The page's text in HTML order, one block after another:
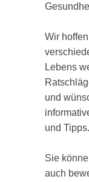
Wir
Lebens
und
und Tipps.
Sie
auch